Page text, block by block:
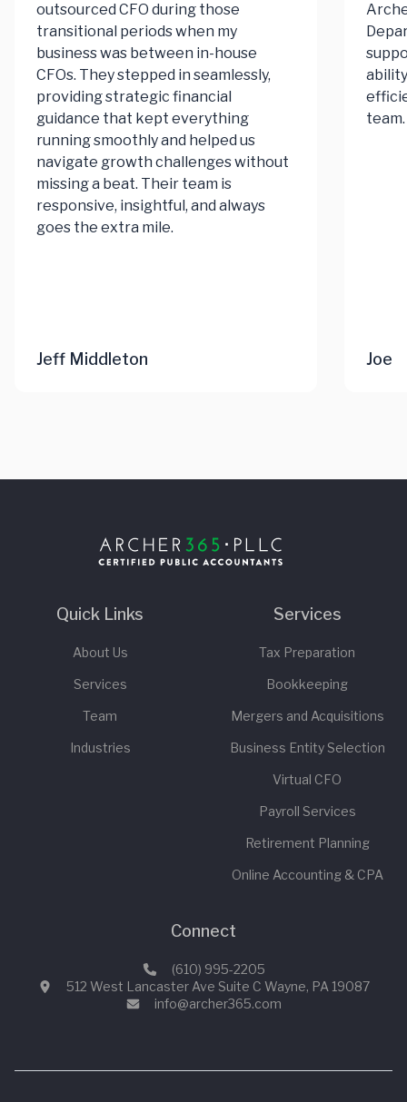
outsourced CFO during those
transitional periods when my
business was between in-house
CFOs. They stepped in seamlessly,
providing strategic financial
guidance that kept everything
running smoothly and helped us
navigate growth challenges without
missing a beat. Their team is
responsive, insightful, and always
goes the extra mile.
Jeff Middleton
team.
Joe
Quick Links
About Us
Services
Team
Industries
Services
Tax Preparation
Bookkeeping
Mergers and Acquisitions
Business Entity Selection
Virtual CFO
Payroll Services
Retirement Planning
Online Accounting & CPA
Connect
(610) 995-2205
512 West Lancaster Ave Suite C Wayne, PA 19087
info@archer365.com